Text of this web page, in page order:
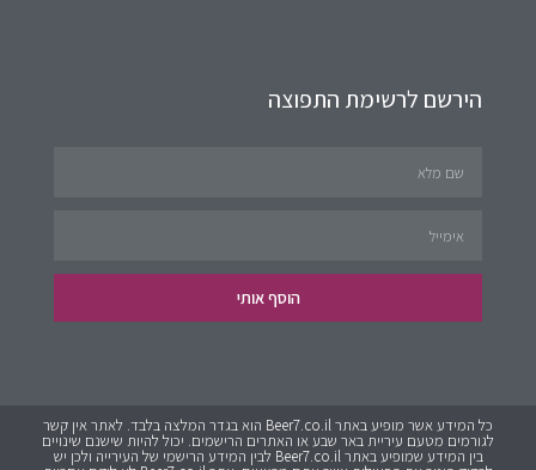
הירשם לרשימת התפוצה
הוסף אותי
כל המידע אשר מופיע באתר Beer7.co.il הוא בגדר המלצה בלבד. לאתר אין קשר
לגורמים מטעם עיריית באר שבע או האתרים הרישמים. יכול להיות שישנם שינויים
בין המידע שמופיע באתר Beer7.co.il לבין המידע הרישמי של העירייה ולכן יש